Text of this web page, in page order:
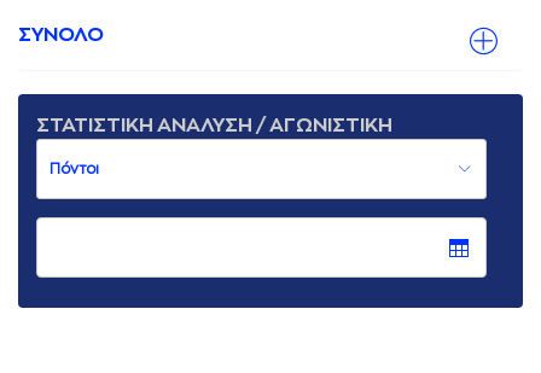
ΣΥΝΟΛΟ
ΣΤΑΤΙΣΤΙΚΗ ΑΝΑΛΥΣΗ / ΑΓΩΝΙΣΤΙΚΗ